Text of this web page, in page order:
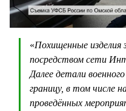
«Похищенные изделия
посредством сети
Далее детали
границу, в том числе
проведённых